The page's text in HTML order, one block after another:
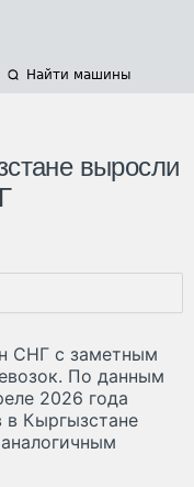
Найти машины
выросли
СНГ с заметным
По данным
2026 года
в Кыргызстане